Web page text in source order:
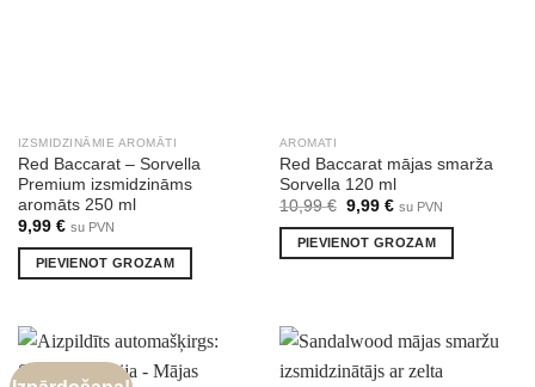
IZSMIDZINĀMIE AROMĀTI
Red Baccarat – Sorvella
Premium izsmidzināms
aromāts 250 ml
9,99 € su PVN
PIEVIENOT GROZAM
AROMATI
Red Baccarat mājas smarža
Sorvella 120 ml
10,99€ Original
was:
10,99 €.
9,99 €Current
is:
9,99 €.
su PVN
PIEVIENOT GROZAM